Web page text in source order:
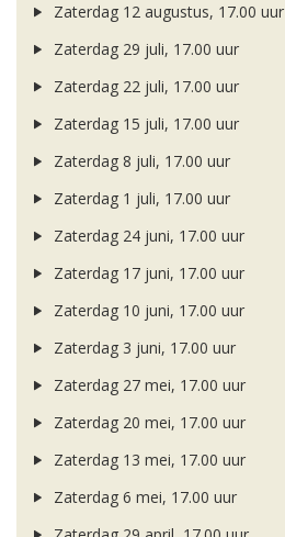
Zaterdag 12 augustus, 17.00 uur
Zaterdag 29 juli, 17.00 uur
Zaterdag 22 juli, 17.00 uur
Zaterdag 15 juli, 17.00 uur
Zaterdag 8 juli, 17.00 uur
Zaterdag 1 juli, 17.00 uur
Zaterdag 24 juni, 17.00 uur
Zaterdag 17 juni, 17.00 uur
Zaterdag 10 juni, 17.00 uur
Zaterdag 3 juni, 17.00 uur
Zaterdag 27 mei, 17.00 uur
Zaterdag 20 mei, 17.00 uur
Zaterdag 13 mei, 17.00 uur
Zaterdag 6 mei, 17.00 uur